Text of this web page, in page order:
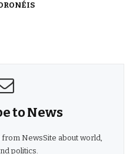
to News
NewsSite about world,
politics.